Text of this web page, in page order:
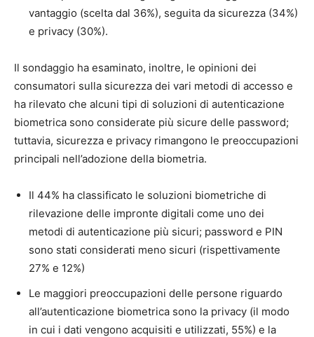
vantaggio (scelta dal 36%), seguita da sicurezza (34%)
e privacy (30%).
Il sondaggio ha esaminato, inoltre, le opinioni dei
consumatori sulla sicurezza dei vari metodi di accesso e
ha rilevato che alcuni tipi di soluzioni di autenticazione
biometrica sono considerate più sicure delle password;
tuttavia, sicurezza e privacy rimangono le preoccupazioni
principali nell’adozione della biometria.
Il 44% ha classificato le soluzioni biometriche di
rilevazione delle impronte digitali come uno dei
metodi di autenticazione più sicuri; password e PIN
sono stati considerati meno sicuri (rispettivamente
27% e 12%)
Le maggiori preoccupazioni delle persone riguardo
all’autenticazione biometrica sono la privacy (il modo
in cui i dati vengono acquisiti e utilizzati, 55%) e la